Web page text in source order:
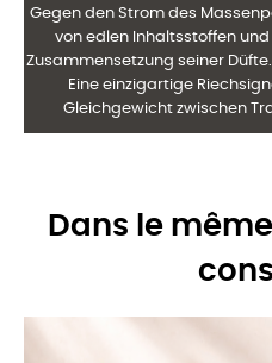
Gegen den Strom des
von edlen Inhaltsstoffen und
Zusammensetzung seiner
Eine einzigartige
Gleichgewicht zwischen
Dans le